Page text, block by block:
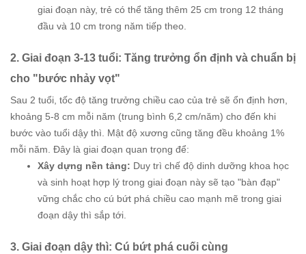
giai đoạn này, trẻ có thể tăng thêm 25 cm trong 12 tháng
đầu và 10 cm trong năm tiếp theo.
2. Giai đoạn 3-13 tuổi: Tăng trưởng ổn định và chuẩn bị
cho "bước nhảy vọt"
Sau 2 tuổi, tốc độ tăng trưởng chiều cao của trẻ sẽ ổn định hơn,
khoảng 5-8 cm mỗi năm (trung bình 6,2 cm/năm) cho đến khi
bước vào tuổi dậy thì. Mật độ xương cũng tăng đều khoảng 1%
mỗi năm. Đây là giai đoạn quan trọng để:
Xây dựng nền tảng: Duy trì chế độ dinh dưỡng khoa học
và sinh hoạt hợp lý trong giai đoạn này sẽ tạo "bàn đạp"
vững chắc cho cú bứt phá chiều cao mạnh mẽ trong giai
đoạn dậy thì sắp tới.
3. Giai đoạn dậy thì: Cú bứt phá cuối cùng